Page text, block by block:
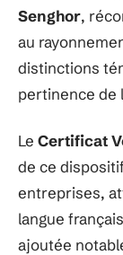
Senghor,
au
distinctions
pertinence de
Le Certificat
de ce
entreprises,
langue
ajoutée